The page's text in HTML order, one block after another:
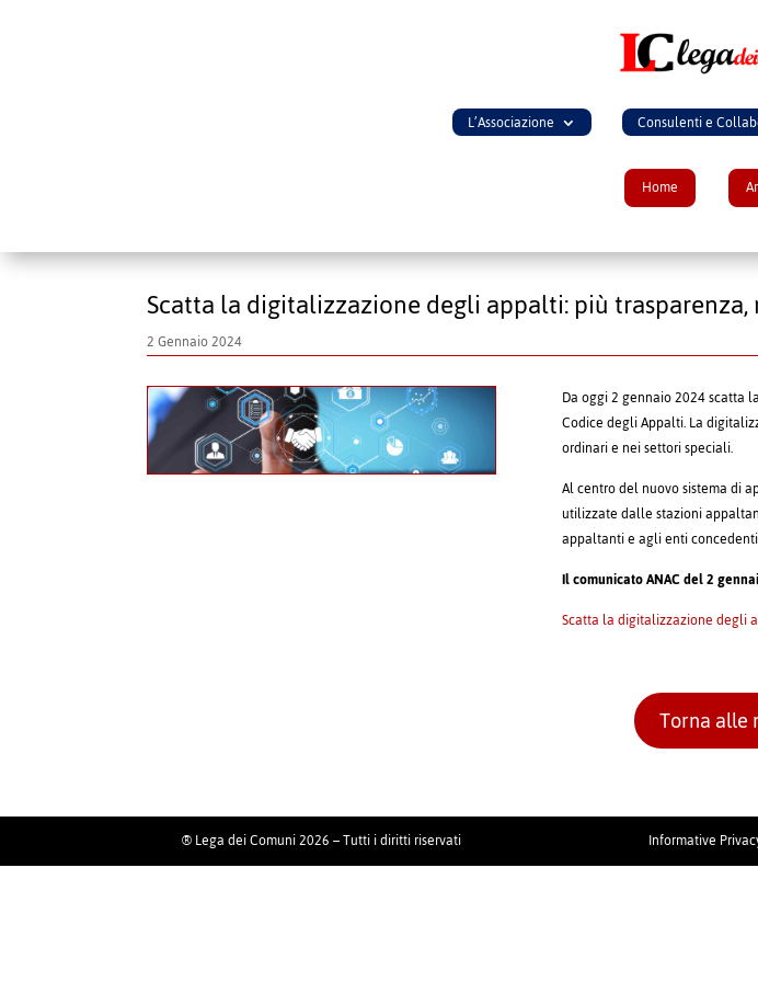
L’Associazione Consulenti e
Home
Scatta la digitalizzazione degli appalti: più
2 Gennaio 2024
Da oggi 2 gennaio 2024
Codice degli Appalti. La
ordinari e nei settori speciali.
Al centro del nuovo sistema di
utilizzate dalle stazioni
appaltanti e agli enti
Il comunicato ANAC del 2
Scatta la digitalizzazione degli
Torna alle
® Lega dei Comuni 2026 – Tutti i diritti riservati Informative